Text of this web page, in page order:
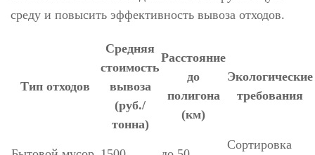
среду и повысить эффективность вывоза отходов.
Тип отходов
Средняя
стоимость
вывоза
(руб./
тонна)
Расстояние
до
полигона
(км)
Экологические
требования
Сортировка